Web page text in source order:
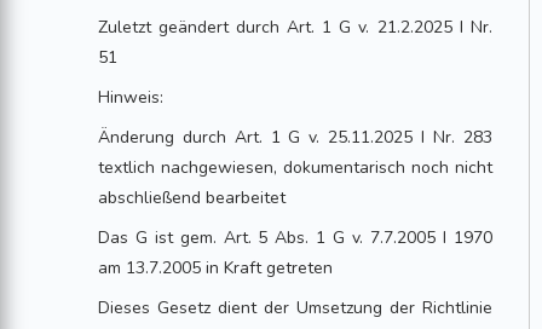
Zuletzt geändert durch Art. 1 G v. 21.2.2025 I Nr.
51
Hinweis:
Änderung durch Art. 1 G v. 25.11.2025 I Nr. 283
textlich nachgewiesen, dokumentarisch noch nicht
abschließend bearbeitet
Das G ist gem. Art. 5 Abs. 1 G v. 7.7.2005 I 1970
am 13.7.2005 in Kraft getreten
Dieses Gesetz dient der Umsetzung der Richtlinie